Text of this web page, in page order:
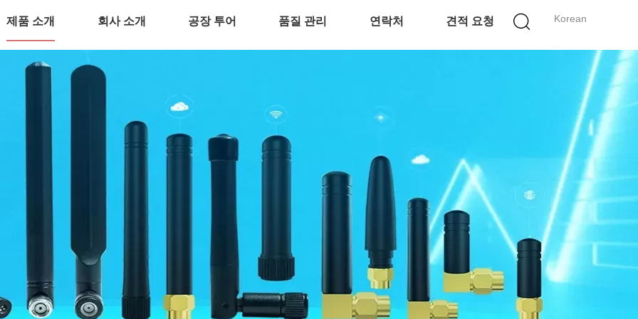
Korean
제품 소개 회사 소개 공장 투어 품질 관리 연락처 견적 요청